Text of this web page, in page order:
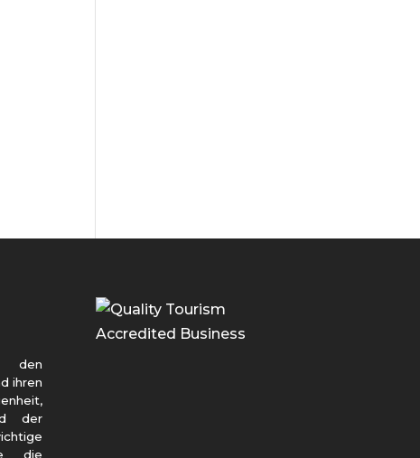
den
ihren
der
die